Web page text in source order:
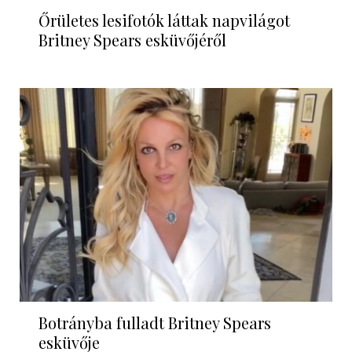
Őrületes lesifotók láttak napvilágot
Britney Spears esküvőjéről
Botrányba fulladt Britney Spears
esküvője